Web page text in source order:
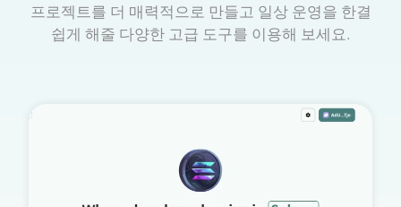
프로젝트를 더 매력적으로 만들고 일상 운영을 한결
쉽게 해줄 다양한 고급 도구를 이용해 보세요.